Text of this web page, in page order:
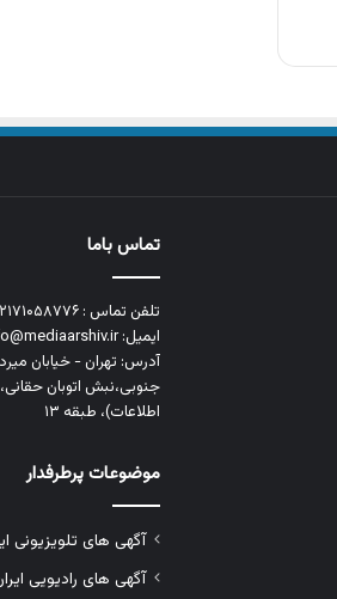
تماس باما
تلفن تماس : ۰۲۱۷۱۰۵۸۷۷۶
ایمیل: info@mediaarshiv.ir
آدرس: تهران - خیابان
اطلاعات)، طبقه ۱۳
موضوعات پرطرفدار
آگهی های تلویزیونی
آگهی های رادیویی